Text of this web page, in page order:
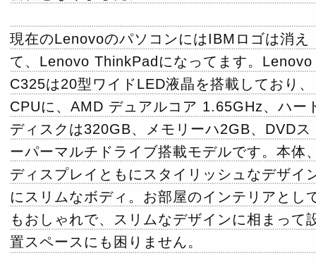
現在のLenovoのパソコンにはIBMロゴは消え
て、Lenovo ThinkPadになってます。Lenovo
C325は20型ワイドLED液晶を搭載しており、
CPUに、AMD デュアルコア 1.65GHz、ハー
ディスクは320GB、メモリーハ2GB、DVDス
ーパーマルチドライブ搭載モデルです。本体
ディスプレイともにスタイリッシュなデザイ
にスリムなボディ。お部屋のインテリアとし
もおしゃれで、スリムなデザインに相まって
置スペースにも困りません。